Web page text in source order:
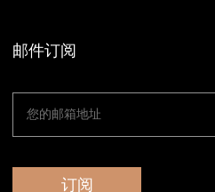
邮件订阅